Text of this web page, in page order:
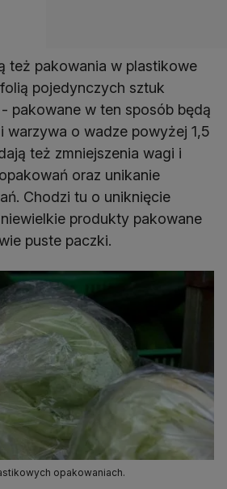
też pakowania w plastikowe
pojedynczych sztuk
pakowane w ten sposób będą
warzywa o wadze powyżej 1,5
też zmniejszenia wagi i
oraz unikanie
Chodzi tu o uniknięcie
produkty pakowane
puste paczki.
opakowaniach.